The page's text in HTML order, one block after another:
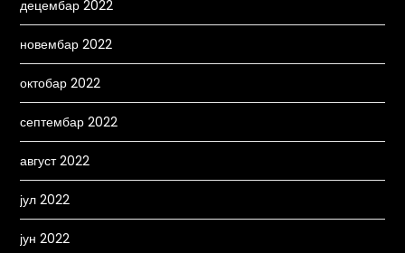
децембар 2022
новембар 2022
октобар 2022
септембар 2022
август 2022
јул 2022
јун 2022